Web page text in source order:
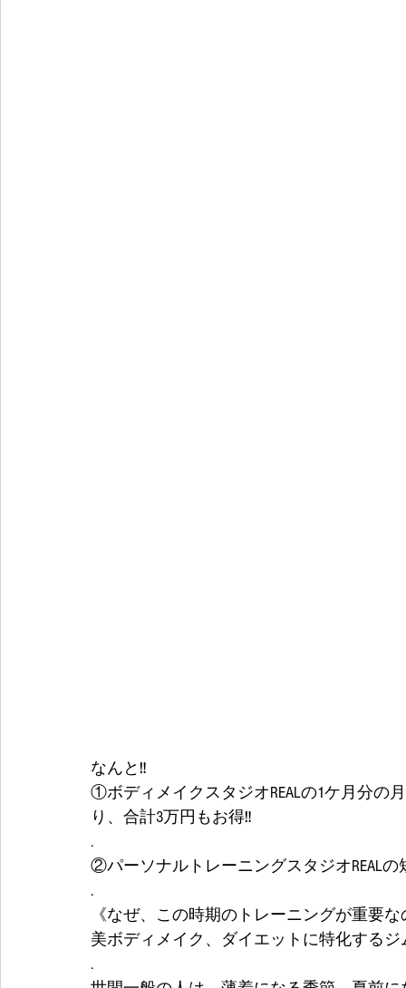
なんと‼️
①ボディメイクスタジオREALの1ケ月分の
り、合計3万円もお得‼️
.
②パーソナルトレーニングスタジオREALの
.
《なぜ、この時期のトレーニングが重要な
美ボディメイク、ダイエットに特化するジ
.